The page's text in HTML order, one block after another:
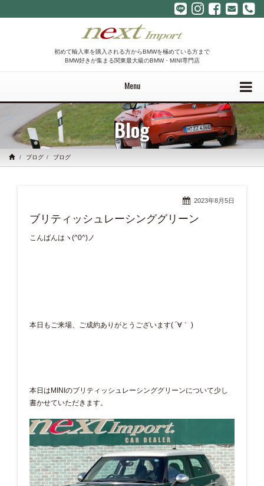
初めて輸入車を購入される方からBMWを極めている方まで
BMW好きが集まる関東最大級のBMW・MINI専門店
Menu
Blog
ブログ ブログ
2023年8月5日
ブリティッシュレーシンググリーン
こんばんはヽ(^0^)ノ
本日もご来場、ご成約ありがとうございます( ´∀｀ )
本日はMINIのブリティッシュレーシンググリーンについて少し
書かせていただきます。